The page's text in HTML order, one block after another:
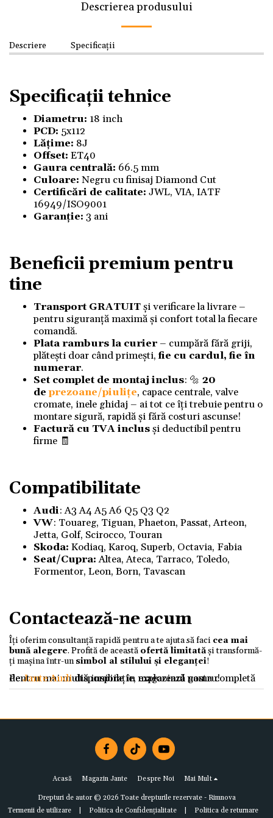
Descrierea produsului
Descriere Specificații
Specificații tehnice
Diametru: 18 inch
PCD: 5x112
Lățime: 8J
Offset: ET40
Gaura centrală: 66.5 mm
Culoare: Negru cu finisaj Diamond Cut
Certificări de calitate: JWL, VIA, IATF
16949/ISO9001
Garanție: 3 ani
Beneficii premium pentru
tine
Transport GRATUITși verificare la livrare –
pentru siguranță maximă și confort total la fiecare
comandă.
Plata ramburs la curier– cumpără fără griji,
plătești doar când primești,fie cu cardul, fie în
numerar.
Set complet de montaj inclus: 🔩 20
deprezoane/piulițe, capace centrale, valve
cromate, inele ghidaj – ai tot ce îți trebuie pentru o
montare sigură, rapidă și fără costuri ascunse!
Factură cu TVA inclusși deductibil pentru
firme 🧾
Compatibilitate
Audi: A3 A4 A5 A6 Q5 Q3 Q2
VW: Touareg, Tiguan, Phaeton, Passat, Arteon,
Jetta, Golf, Scirocco, Touran
Skoda: Kodiaq, Karoq, Superb, Octavia, Fabia
Seat/Cupra:Altea, Ateca, Tarraco, Toledo,
Formentor, Leon, Born, Tavascan
Contactează-ne acum
Îți oferim consultanță rapidă pentru a te ajuta să faci cea mai
bună alegere. Profită de această ofertă limitatăși transformă-
ți mașina într-unsimbol al stilului și eleganței!
Pentru mai multă inspirație, explorează gama completă deJante Audidisponibile în magazinul nostru!
Acasă Magazin Jante Despre Noi Mai Mult
Drepturi de autor © 2026 Toate drepturile rezervate - Rimnova
Termenii de utilizare| Politica de Confidențialitate| Politica de returnare